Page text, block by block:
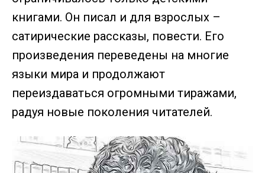
книгами. Он писал и для взрослых –
сатирические рассказы, повести. Его
произведения переведены на многие
языки мира и продолжают
переиздаваться огромными тиражами,
радуя новые поколения читателей.